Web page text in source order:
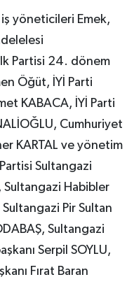
iş yöneticileri Emek,
Partisi 24. dönem
Öğüt, İYİ Parti
KABACA, İYİ Parti
Cumhuriyet
KARTAL ve yönetim
Sultangazi
Sultangazi Habibler
Pir Sultan
Sultangazi
Serpil SOYLU,
Fırat Baran